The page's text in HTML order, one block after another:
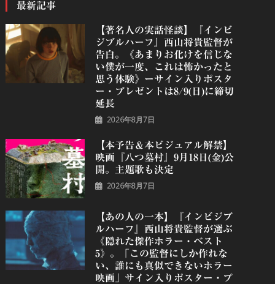
最新記事
【著名人の実話怪談】『インビ
ジブルハーフ』⻄⼭将貴監督が
告白。《あまりお化けを信じな
い僕が一度、これは怖かったと
思う体験》ーサイン入りポスタ
ー・プレゼントは8/9(日)に締切
延長
2026年8月7日
【本予告＆本ビジュアル解禁】
映画『八つ墓村』9月18日(金)公
開。主題歌も決定
2026年8月7日
【あの人の一本】『インビジブ
ルハーフ』⻄⼭将貴監督が選ぶ
《隠れた傑作ホラー・ベスト
5》。「この監督にしか作れな
い、誰にも真似できないホラー
映画」サイン入りポスター・プ